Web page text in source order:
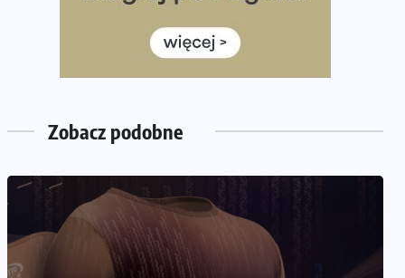
Medal i koszulka 35. Biegu Powstania Warszawskiego.
Na listach startowych są jeszcze wolne miejsca
Jak zaplanować domowe cardio bez przepełniania
mieszkania sprzętem
Zobacz podobne
NADCHODZĄCE IMPREZY WYDARZENIA